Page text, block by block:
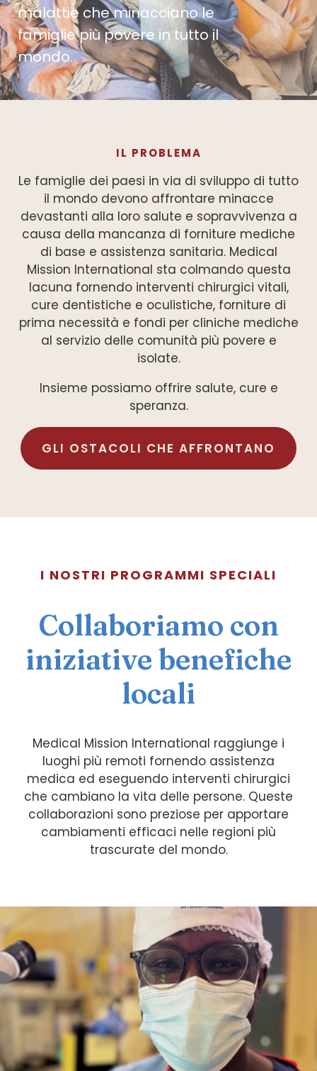
malattie che minacciano le
famiglie più povere in tutto il
mondo.
IL PROBLEMA
Le famiglie dei paesi in via di sviluppo di tutto
il mondo devono affrontare minacce
devastanti alla loro salute e sopravvivenza a
causa della mancanza di forniture mediche
di base e assistenza sanitaria. Medical
Mission International sta colmando questa
lacuna fornendo interventi chirurgici vitali,
cure dentistiche e oculistiche, forniture di
prima necessità e fondi per cliniche mediche
al servizio delle comunità più povere e
isolate.
Insieme possiamo offrire salute, cure e
speranza.
GLI OSTACOLI CHE AFFRONTANO
I NOSTRI PROGRAMMI SPECIALI
Collaboriamo con
iniziative benefiche
locali
Medical Mission International raggiunge i
luoghi più remoti fornendo assistenza
medica ed eseguendo interventi chirurgici
che cambiano la vita delle persone. Queste
collaborazioni sono preziose per apportare
cambiamenti efficaci nelle regioni più
trascurate del mondo.